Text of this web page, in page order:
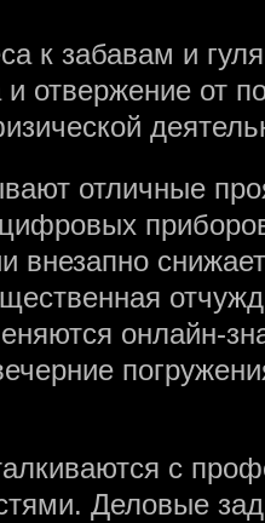
к забавам и
отвержение от
отличные
внезапно
онлайн-
с
Деловые